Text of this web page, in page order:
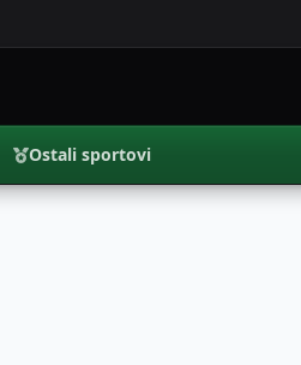
Ostali sportovi